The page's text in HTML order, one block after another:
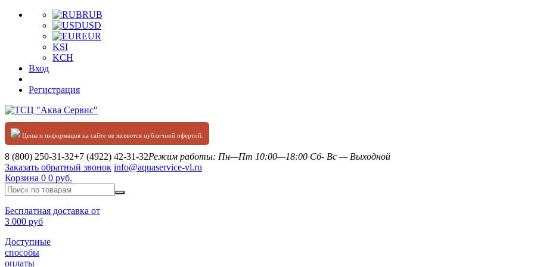
RUB
USD
EUR
KSI
KCH
Вход
Регистрация
Цены и информация на сайте не являются публичной офертой.
8 (800) 250-31-32+7 (4922) 42-31-32Режим работы: Пн—Пт 10:00—18:00 Сб- Вс — Выходной
Заказать обратный звонок info@aquaservice-vl.ru
Корзина 0 0 руб.
Бесплатная доставка от
3 000 руб
Доступные
способы
оплаты